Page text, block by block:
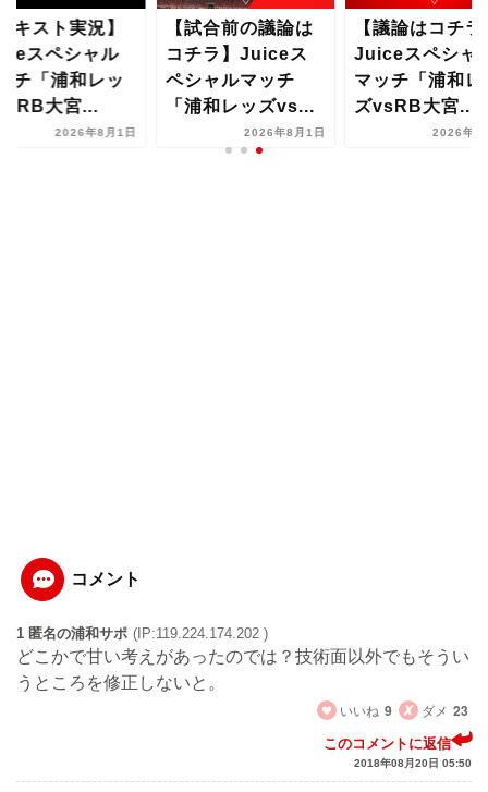
キスト実況】
スペシャル
チ「浦和レッ
大宮...
2026年8月1日
【試合前の議論は
コチラ】Juiceス
ペシャルマッチ
「浦和レッズvs...
2026年8月1日
【議論はコチラ
Juiceスペシャ
マッチ「浦和レ
ズvsRB大宮...
2026年8
コメント
1 匿名の浦和サポ (IP:119.224.174.202 )
どこかで甘い考えがあったのでは？技術面以外でもそうい
うところを修正しないと。
いいね 9 ダメ 23
このコメントに返信
2018年08月20日 05:50